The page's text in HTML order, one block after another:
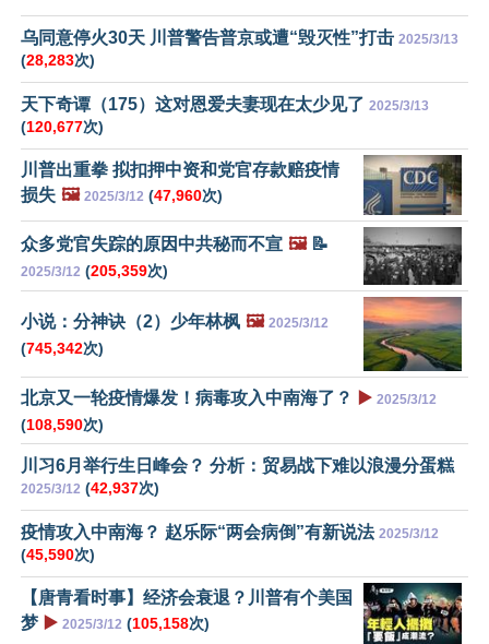
乌同意停火30天 川普警告普京或遭“毁灭性”打击 2025/3/13
(28,283次)
天下奇谭（175）这对恩爱夫妻现在太少见了 2025/3/13
(120,677次)
川普出重拳 拟扣押中资和党官存款赔疫情
损失 🖼️ 2025/3/12 (47,960次)
众多党官失踪的原因中共秘而不宣 🖼️📝
2025/3/12 (205,359次)
小说：分神诀（2）少年林枫 🖼️ 2025/3/12
(745,342次)
北京又一轮疫情爆发！病毒攻入中南海了？ ▶️ 2025/3/12
(108,590次)
川习6月举行生日峰会？ 分析：贸易战下难以浪漫分蛋糕
2025/3/12 (42,937次)
疫情攻入中南海？ 赵乐际“两会病倒”有新说法 2025/3/12
(45,590次)
【唐青看时事】经济会衰退？川普有个美国
梦 ▶️ 2025/3/12 (105,158次)